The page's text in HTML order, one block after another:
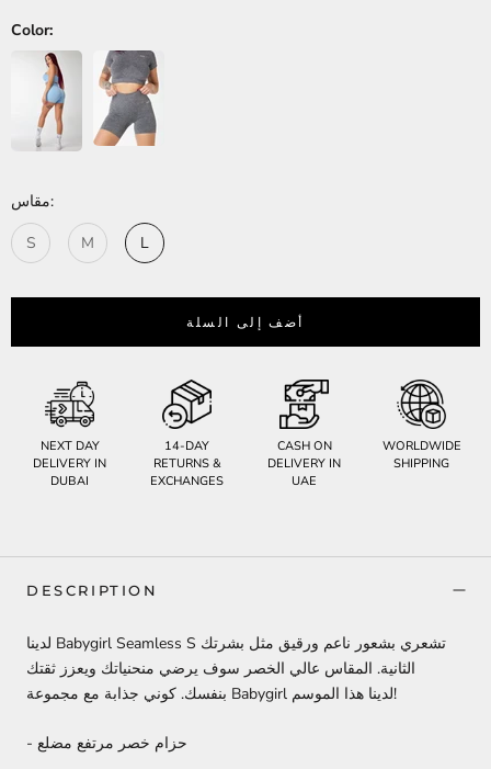
Color:
مقاس:
S
M L
أضف إلى السلة
NEXT DAY
DELIVERY IN
DUBAI
14-DAY
RETURNS &
EXCHANGES
CASH ON
DELIVERY IN
UAE
WORLDWIDE
SHIPPING
DESCRIPTION
لدينا Babygirl Seamless S تشعري بشعور ناعم ورقيق مثل بشرتك
الثانية. المقاس عالي الخصر سوف يرضي منحنياتك ويعزز ثقتك
بنفسك.
كوني جذابة مع مجموعة Babygirl لدينا هذا الموسم!
- حزام خصر مرتفع مضلع